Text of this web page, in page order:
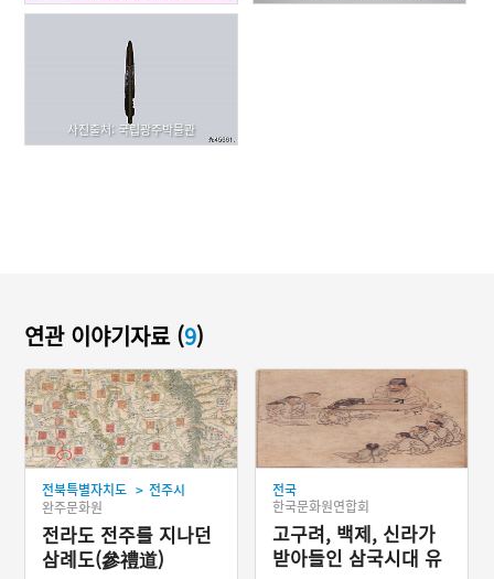
사진출처: 국립광주박물관
연관 이야기자료 (9)
전북특별자치도 > 전주시
완주문화원
전라도 전주를 지나던
삼례도(參禮道)
전국
한국문화원연합회
고구려, 백제, 신라가
받아들인 삼국시대 유